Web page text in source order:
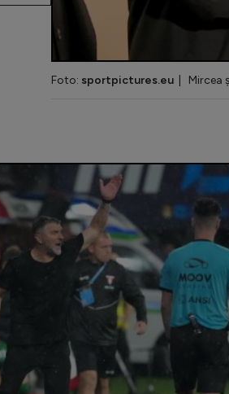
Foto: sportpictures.eu | Mircea